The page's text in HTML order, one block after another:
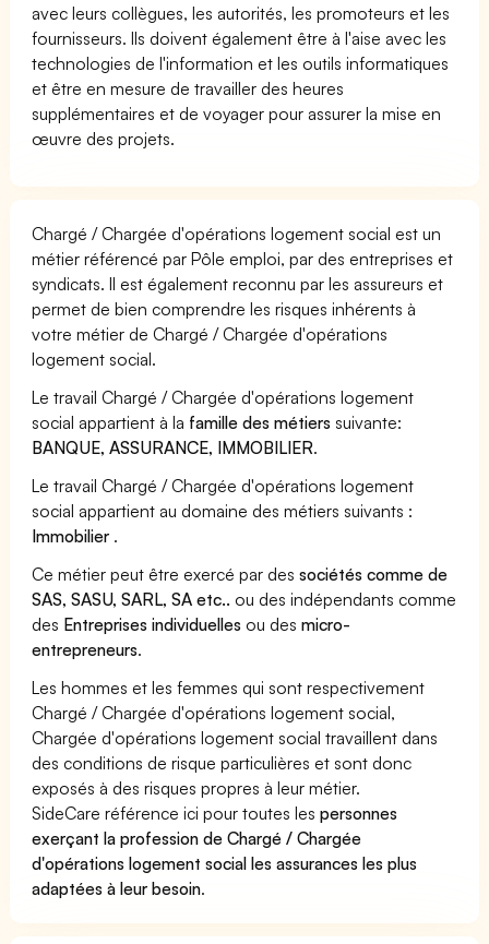
avec leurs collègues, les autorités, les promoteurs et les
fournisseurs. Ils doivent également être à l'aise avec les
technologies de l'information et les outils informatiques
et être en mesure de travailler des heures
supplémentaires et de voyager pour assurer la mise en
œuvre des projets.
Chargé / Chargée d'opérations logement social est un
métier référencé par Pôle emploi, par des entreprises et
syndicats. Il est également reconnu par les assureurs et
permet de bien comprendre les risques inhérents à
votre métier de Chargé / Chargée d'opérations
logement social.
Le travail Chargé / Chargée d'opérations logement
social appartient à la famille des métiers suivante:
BANQUE, ASSURANCE, IMMOBILIER.
Le travail Chargé / Chargée d'opérations logement
social appartient au domaine des métiers suivants :
Immobilier .
Ce métier peut être exercé par dessociétés comme de
SAS, SASU, SARL, SA etc.. ou des indépendants comme
des Entreprises individuelles ou desmicro-
entrepreneurs.
Les hommes et les femmes qui sont respectivement
Chargé / Chargée d'opérations logement social,
Chargée d'opérations logement social travaillent dans
des conditions de risque particulières et sont donc
exposés à des risques propres à leur métier.
SideCare référence ici pour toutes lespersonnes
exerçant la profession de Chargé / Chargée
d'opérations logement social les assurances les plus
adaptées à leur besoin.